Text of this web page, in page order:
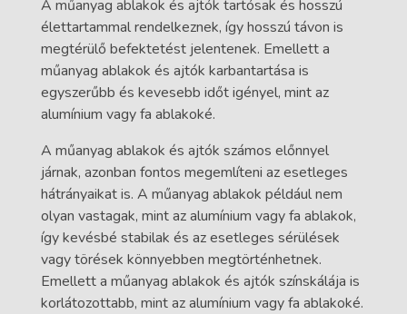
A műanyag ablakok és ajtók tartósak és hosszú
élettartammal rendelkeznek, így hosszú távon is
megtérülő befektetést jelentenek. Emellett a
műanyag ablakok és ajtók karbantartása is
egyszerűbb és kevesebb időt igényel, mint az
alumínium vagy fa ablakoké.
A műanyag ablakok és ajtók számos előnnyel
járnak, azonban fontos megemlíteni az esetleges
hátrányaikat is. A műanyag ablakok például nem
olyan vastagak, mint az alumínium vagy fa ablakok,
így kevésbé stabilak és az esetleges sérülések
vagy törések könnyebben megtörténhetnek.
Emellett a műanyag ablakok és ajtók színskálája is
korlátozottabb, mint az alumínium vagy fa ablakoké.